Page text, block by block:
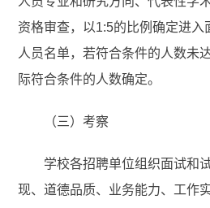
资格审查，以1:5的比例确定进入
人员名单，若符合条件的人数未
际符合条件的人数确定。
（三）考察
学校各招聘单位组织面试和
现、道德品质、业务能力、工作